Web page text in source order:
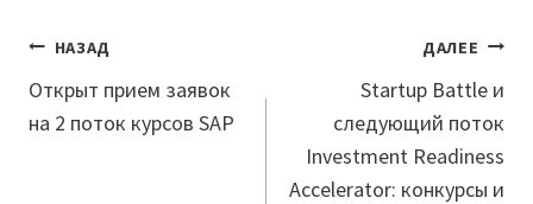
Навигация
по
записям
НАЗАД
Открыт прием заявок
на 2 поток курсов SAP
ДАЛЕЕ
Startup Battle и
следующий поток
Investment Readiness
Accelerator: конкурсы и